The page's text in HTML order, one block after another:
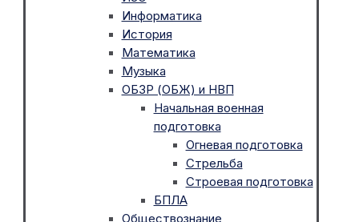
Информатика
История
Математика
Музыка
ОБЗР (ОБЖ) и НВП
Начальная военная
подготовка
Огневая подготовка
Стрельба
Строевая подготовка
БПЛА
Обществознание